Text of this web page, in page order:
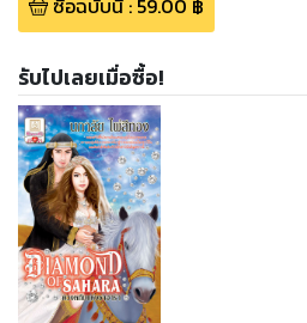
ซื้อฉบับนี้: 59.00 ฿
รับไปเลยเมื่อซื้อ!